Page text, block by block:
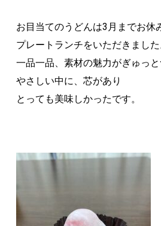
お目当てのうどんは3月までお休
プレートランチをいただきました
一品一品、素材の魅力がぎゅっ
やさしい中に、芯があり
とっても美味しかったです。